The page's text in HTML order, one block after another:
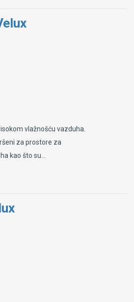
vlažnošću vazduha.
za prostore za
kao što su...